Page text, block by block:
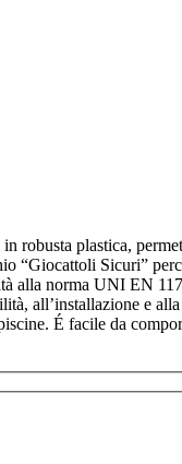
plastica,
Sicuri”
alla norma UNI EN
all’installazione e
É facile da